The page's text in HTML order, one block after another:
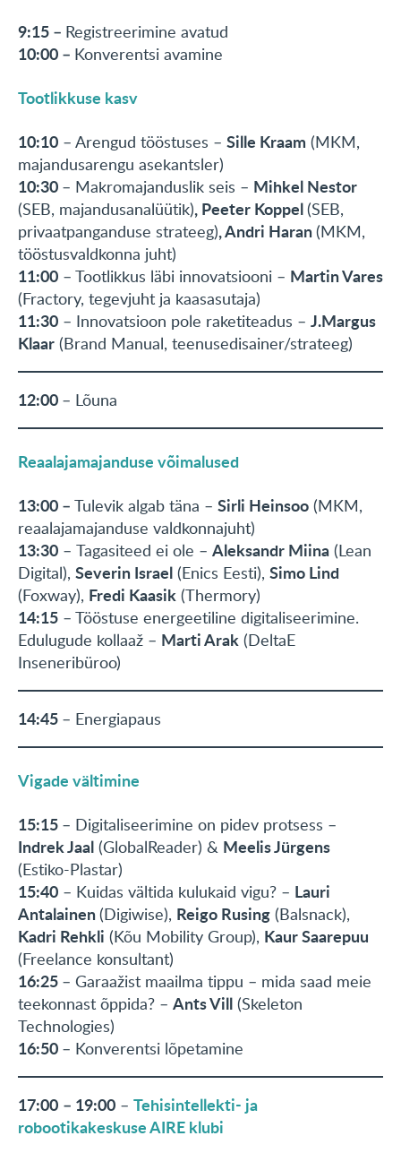
9:15 – Registreerimine avatud
10:00 – Konverentsi avamine
Tootlikkuse kasv
10:10 – Arengud tööstuses – Sille Kraam (MKM,
majandusarengu asekantsler)
10:30 – Makromajanduslik seis – Mihkel Nestor
(SEB, majandusanalüütik), Peeter Koppel(SEB,
privaatpanganduse strateeg), Andri Haran(MKM,
tööstusvaldkonna juht)
11:00 – Tootlikkus läbi innovatsiooni – Martin Vares
(Fractory, tegevjuht ja kaasasutaja)
11:30 – Innovatsioon pole raketiteadus – J.Margus
Klaar (Brand Manual, teenusedisainer/strateeg)
12:00 – Lõuna
Reaalajamajanduse võimalused
13:00 – Tulevik algab täna – Sirli Heinsoo (MKM,
reaalajamajanduse valdkonnajuht)
13:30 – Tagasiteed ei ole – Aleksandr Miina (Lean
Digital), Severin Israel (Enics Eesti), Simo Lind
(Foxway), Fredi Kaasik (Thermory)
14:15 – Tööstuse energeetiline digitaliseerimine.
Edulugude kollaaž – Marti Arak (DeltaE
Inseneribüroo)
14:45 – Energiapaus
Vigade vältimine
15:15 – Digitaliseerimine on pidev protsess –
Indrek Jaal (GlobalReader) & Meelis Jürgens
(Estiko-Plastar)
15:40 – Kuidas vältida kulukaid vigu? – Lauri
Antalainen(Digiwise), Reigo Rusing (Balsnack),
Kadri Rehkli (Kõu Mobility Group), Kaur Saarepuu
(Freelance konsultant)
16:25 – Garaažist maailma tippu – mida saad meie
teekonnast õppida? – Ants Vill (Skeleton
Technologies)
16:50 – Konverentsi lõpetamine
17:00 – 19:00 – Tehisintellekti- ja
robootikakeskuse AIRE klubi